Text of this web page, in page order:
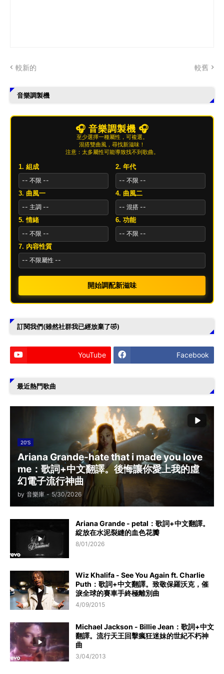
較新的 較舊
音樂調製機
🎧 音樂調製機 🎧
至少選擇一種屬性，可複選。
混搭雙曲風，尋找新滋味！
注意：太多屬性可能導致找不到歌曲。
1. 組成 2. 年代
3. 曲風一 4. 曲風二
5. 情緒 6. 功能
7. 內容性質
開始調配新滋味
訂閱我們(雖然社群我已經放棄了🤣)
YouTube Facebook
最近熱門歌曲
20'S
Ariana Grande-hate that i made you love
me：歌詞+中文翻譯。後悔讓你愛上我的虛
幻電子流行神曲
by 音樂庫 - 5/30/2026
Ariana Grande - petal：歌詞+中文翻譯。
綻放在水泥裂縫的血色花瓣
8/01/2026
Wiz Khalifa - See You Again ft. Charlie
Puth：歌詞+中文翻譯。致敬保羅沃克，催
淚全球的賽車手終極離別曲
4/09/2015
Michael Jackson - Billie Jean：歌詞+中文
翻譯。流行天王回擊瘋狂迷妹的世紀不朽神
曲
3/04/2013